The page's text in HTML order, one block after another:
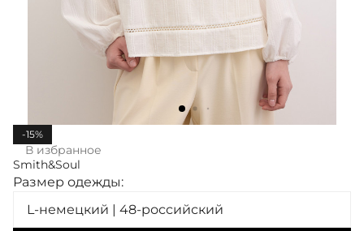
-15%
В избранное
Smith&Soul
Размер одежды:
L-немецкий | 48-российский